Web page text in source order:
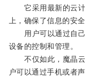
它采用最新的云计
上，确保了信息的安
用户可以通过自己
设备的控制和管理。
不仅如此，魔晶云
户可以通过手机或者